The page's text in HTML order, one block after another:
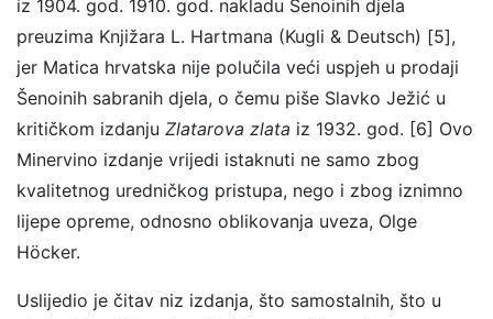
iz 1904. god. 1910. god. nakladu Šenoinih djela
preuzima Knjižara L. Hartmana (Kugli & Deutsch) [5],
jer Matica hrvatska nije polučila veći uspjeh u prodaji
Šenoinih sabranih djela, o čemu piše Slavko Ježić u
kritičkom izdanju Zlatarova zlata iz 1932. god. [6] Ovo
Minervino izdanje vrijedi istaknuti ne samo zbog
kvalitetnog uredničkog pristupa, nego i zbog iznimno
lijepe opreme, odnosno oblikovanja uveza, Olge
Höcker.
Uslijedio je čitav niz izdanja, što samostalnih, što u